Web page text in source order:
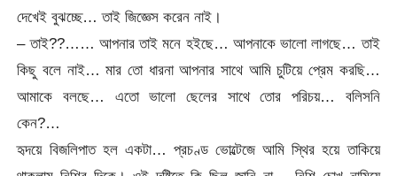
দেখেই বুঝচ্ছে… তাই জিজ্ঞেস করেন নাই।
– তাই??…… আপনার তাই মনে হইছে… আপনাকে ভালো লাগছে… তাই
কিছু বলে নাই… মার তো ধারনা আপনার সাথে আমি চুটিয়ে প্রেম করছি…
আমাকে বলছে… এতো ভালো ছেলের সাথে তোর পরিচয়… বলিসনি
কেন?…
হৃদয়ে বিজলিপাত হল একটা… প্রচণ্ড ভোল্টেজে আমি স্থির হয়ে তাকিয়ে